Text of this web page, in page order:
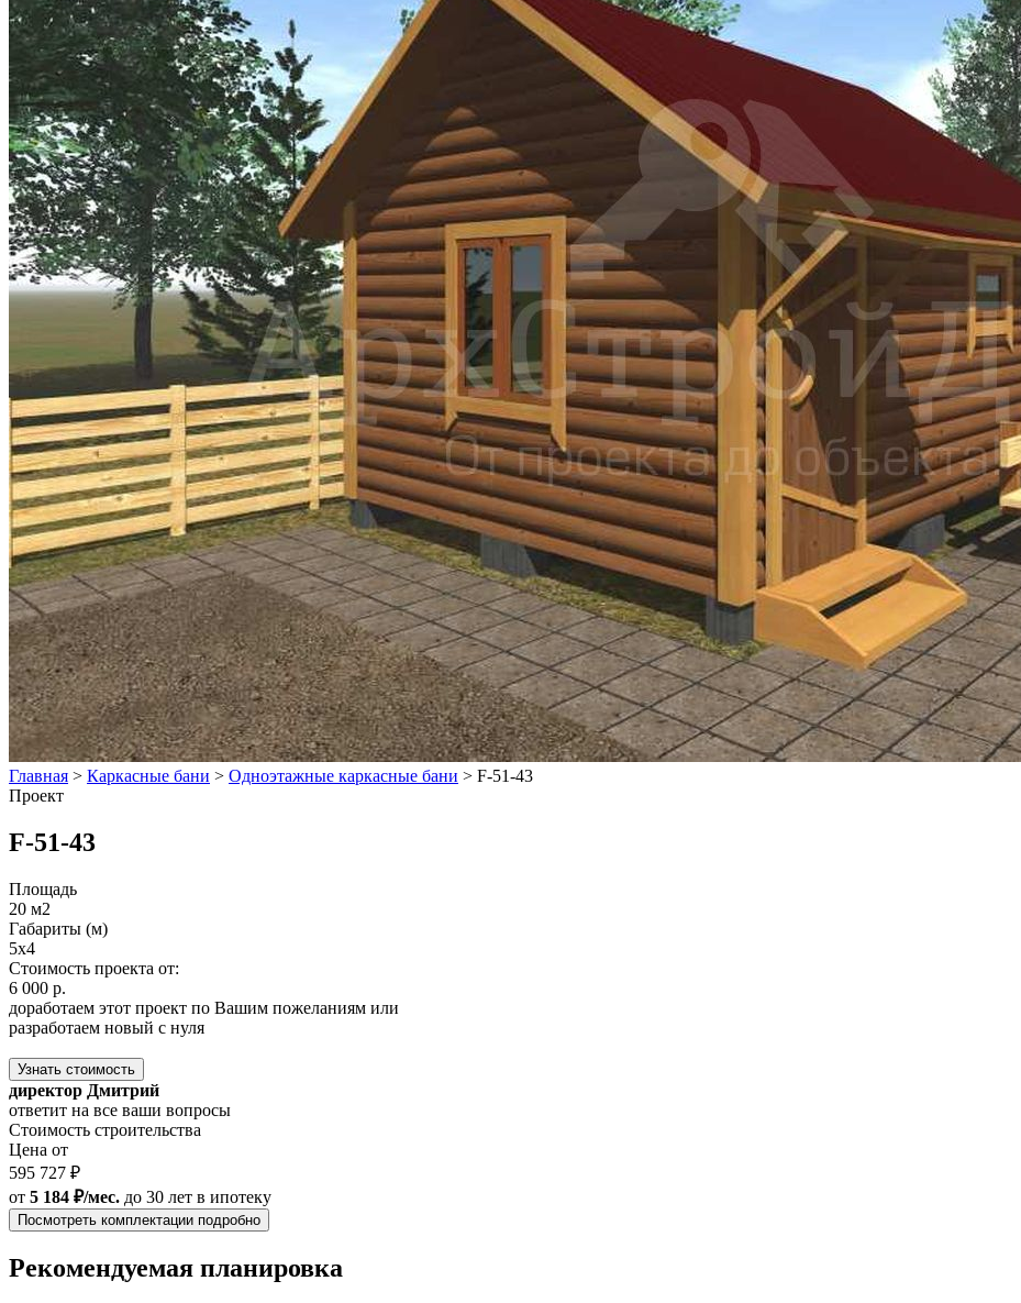
Главная > Каркасные бани > Одноэтажные каркасные бани > F-51-43
Проект
F-51-43
Площадь
20 м2
Габариты (м)
5x4
Стоимость проекта от:
6 000 р.
доработаем этот проект по Вашим пожеланиям или
разработаем новый с нуля
Узнать стоимость
директор Дмитрий
ответит на все ваши вопросы
Стоимость строительства
Цена от
595 727 ₽
от 5 184 ₽/мес. до 30 лет в ипотеку
Посмотреть комплектации подробно
Рекомендуемая планировка